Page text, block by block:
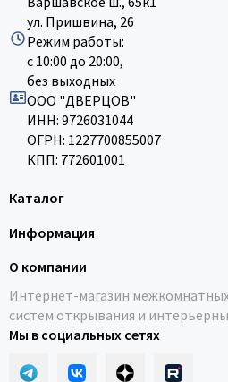
ул. Пришвина, 26
Режим работы:
с 10:00 до 20:00,
без выходных
ООО "ДВЕРЦОВ"
ИНН: 9726031044
ОГРН: 1227700855007
КПП: 772601001
Каталог
Информация
О компании
Интернет-магазин
систем открывания и
Мы в социальных сетях